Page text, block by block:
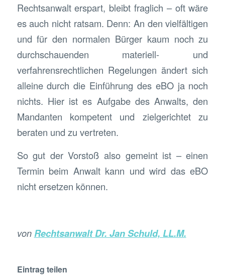
Rechtsanwalt erspart, bleibt fraglich – oft wäre
es auch nicht ratsam. Denn: An den vielfältigen
und für den normalen Bürger kaum noch zu
durchschauenden materiell- und
verfahrensrechtlichen Regelungen ändert sich
alleine durch die Einführung des eBO ja noch
nichts. Hier ist es Aufgabe des Anwalts, den
Mandanten kompetent und zielgerichtet zu
beraten und zu vertreten.
So gut der Vorstoß also gemeint ist – einen
Termin beim Anwalt kann und wird das eBO
nicht ersetzen können.
vonRechtsanwalt Dr. Jan Schuld, LL.M.
Eintrag teilen